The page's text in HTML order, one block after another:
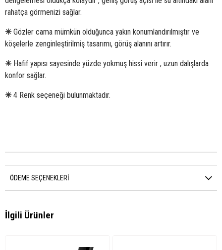
rahatça görmenizi sağlar.
✳Gözler cama mümkün olduğunca yakın konumlandırılmıştır ve
köşelerle zenginleştirilmiş tasarımı, görüş alanını artırır.
✳ Hafif yapısı sayesinde yüzde yokmuş hissi verir , uzun dalışlarda
konfor sağlar.
✳4 Renk seçeneği bulunmaktadır.
ÖDEME SEÇENEKLERI
İlgili Ürünler